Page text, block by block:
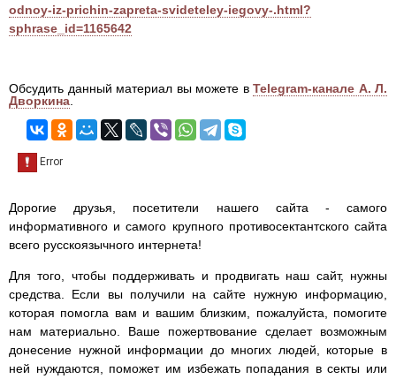
odnoy-iz-prichin-zapreta-svideteley-iegovy-.html?
sphrase_id=1165642
Обсудить данный материал вы можете в Telegram-канале А. Л.
Дворкина
Дорогие друзья, посетители нашего сайта - самого
информативного и самого крупного противосектантского сайта
всего русскоязычного интернета!
Для того, чтобы поддерживать и продвигать наш сайт, нужны
средства. Если вы получили на сайте нужную информацию,
которая помогла вам и вашим близким, пожалуйста, помогите
нам материально. Ваше пожертвование сделает возможным
донесение нужной информации до многих людей, которые в
ней нуждаются, поможет им избежать попадания в секты или